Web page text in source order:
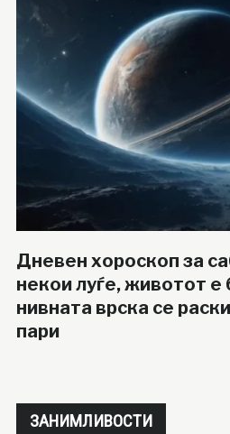
Дневен хороскоп за
некои луѓе, животот е
нивната врска се
пари
ЗАНИМЛИВОСТИ